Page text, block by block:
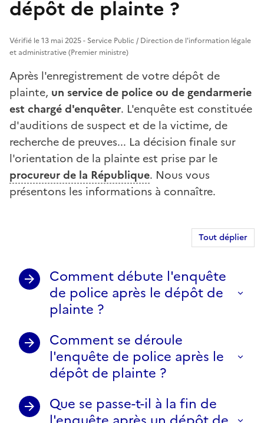
dépôt de plainte ?
Vérifié le 13 mai 2025 - Service Public / Direction de l'information légale
et administrative (Premier ministre)
Après l'enregistrement de votre dépôt de
plainte, un service de police ou de gendarmerie
est chargé d'enquêter. L'enquête est constituée
d'auditions de suspect et de la victime, de
recherche de preuves... La décision finale sur
l'orientation de la plainte est prise par le
procureur de la République. Nous vous
présentons les informations à connaître.
Tout déplier
Comment débute l'enquête
de police après le dépôt de
plainte ?
Comment se déroule
l'enquête de police après le
dépôt de plainte ?
Que se passe-t-il à la fin de